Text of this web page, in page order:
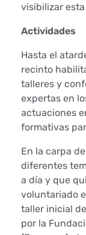
i
l
e
s
d
e
p
e
r
visibilizar
Actividades
Hasta el
recinto
talleres y
expertas en
actuaciones
formativas
En la carpa
diferentes
a día y que
voluntariado
taller inicial
por la